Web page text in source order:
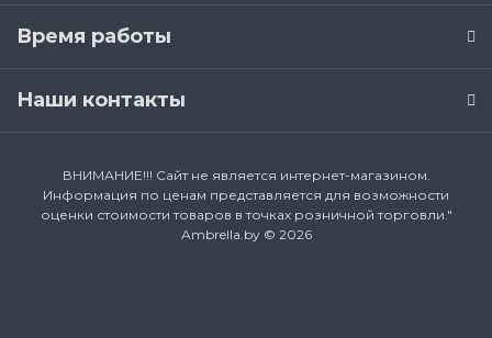
Время работы
Наши контакты
ВНИМАНИЕ!!! Сайт не является интернет-магазином.
Информация по ценам представляется для возможности
оценки стоимости товаров в точках розничной торговли."
Ambrella.by © 2026